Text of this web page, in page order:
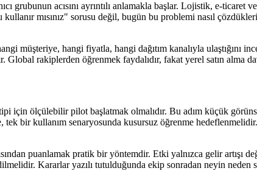
grubunun acısını ayrıntılı anlamakla başlar. Lojistik, e-
mısınız" sorusu değil, bugün bu problemi nasıl
müşteriye, hangi fiyatla, hangi dağıtım kanalıyla ulaştığını
rakiplerden öğrenmek faydalıdır, fakat yerel satın alma
için ölçülebilir pilot başlatmak olmalıdır. Bu adım küçük
tek bir kullanım senaryosunda kusursuz öğrenme
puanlamak pratik bir yöntemdir. Etki yalnızca gelir artışı
Kararlar yazılı tutulduğunda ekip sonradan neyin neden